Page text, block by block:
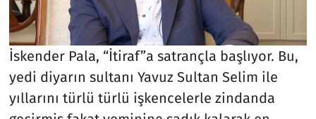
İskender Pala, “İtiraf”a satrançla başlıyor. Bu,
yedi diyarın sultanı Yavuz Sultan Selim ile
yıllarını türlü türlü işkencelerle zindanda